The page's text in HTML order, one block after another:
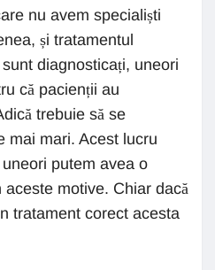
nu avem specialiști
și tratamentul
diagnosticați, uneori
că pacienții au
trebuie să se
mai mari. Acest lucru
putem avea o
aceste motive. Chiar dacă
tratament corect acesta